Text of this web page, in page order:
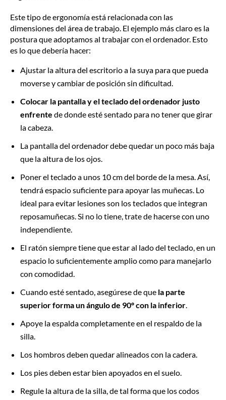
Este tipo de ergonomía está relacionada con las
dimensiones del área de trabajo. El ejemplo más claro es la
postura que adoptamos al trabajar con el ordenador. Esto
es lo que debería hacer:
Ajustar la altura del escritorio a la suya para que pueda
moverse y cambiar de posición sin dificultad.
Colocar la pantalla y el teclado del ordenador justo
enfrente de donde esté sentado para no tener que girar
la cabeza.
La pantalla del ordenador debe quedar un poco más baja
que la altura de los ojos.
Poner el teclado a unos 10 cm del borde de la mesa. Así,
tendrá espacio suficiente para apoyar las muñecas. Lo
ideal para evitar lesiones son los teclados que integran
reposamuñecas. Si no lo tiene, trate de hacerse con uno
independiente.
El ratón siempre tiene que estar al lado del teclado, en un
espacio lo suficientemente amplio como para manejarlo
con comodidad.
Cuando esté sentado, asegúrese de que la parte
superior forma un ángulo de 90º con la inferior.
Apoye la espalda completamente en el respaldo de la
silla.
Los hombros deben quedar alineados con la cadera.
Los pies deben estar bien apoyados en el suelo.
Regule la altura de la silla, de tal forma que los codos